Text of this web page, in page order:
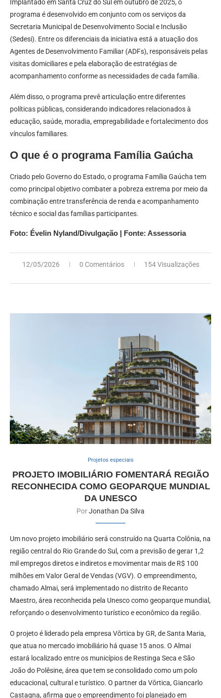
Implantado em Santa Cruz do Sul em outubro de 2025, o
programa é desenvolvido em conjunto com os serviços da
Secretaria Municipal de Desenvolvimento Social e Inclusão
(Sedesi). Entre os diferenciais da iniciativa está a atuação dos
Agentes de Desenvolvimento Familiar (ADFs), responsáveis pelas
visitas domiciliares e pela elaboração de estratégias de
acompanhamento conforme as necessidades de cada família.
Além disso, o programa prevê articulação entre diferentes
políticas públicas, considerando indicadores relacionados à
educação, saúde, moradia, empregabilidade e fortalecimento dos
vínculos familiares.
O que é o programa Família Gaúcha
Criado pelo Governo do Estado, o programa Família Gaúcha tem
como principal objetivo combater a pobreza extrema por meio da
combinação entre transferência de renda e acompanhamento
técnico e social das famílias participantes.
Foto: Évelin Nyland/Divulgação | Fonte: Assessoria
12/05/2026 0 Comentários 154 Visualizações
Projetos especiais
PROJETO IMOBILIÁRIO FOMENTARÁ REGIÃO
RECONHECIDA COMO GEOPARQUE MUNDIAL
DA UNESCO
PorJonathan Da Silva
Um novo projeto imobiliário será construído na Quarta Colônia, na
região central do Rio Grande do Sul, com a previsão de gerar 1,2
mil empregos diretos e indiretos e movimentar mais de R$ 100
milhões em Valor Geral de Vendas (VGV). O empreendimento,
chamado Almai, será implementado no distrito de Recanto
Maestro, área reconhecida pela Unesco como geoparque mundial,
reforçando o desenvolvimento turístico e econômico da região.
O projeto é liderado pela empresa Vōrtica by GR, de Santa Maria,
que atua no mercado imobiliário há quase 15 anos. O Almai
estará localizado entre os municípios de Restinga Seca e São
João do Polêsine, área que tem se consolidado como um polo
educacional, cultural e turístico. O partner da Vōrtica, Giancarlo
Castagna, afirma que o empreendimento foi planejado em